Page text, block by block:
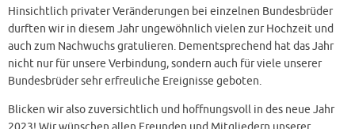
Hinsichtlich privater Veränderungen bei einzelnen Bundesbrüder
durften wir in diesem Jahr ungewöhnlich vielen zur Hochzeit und
auch zum Nachwuchs gratulieren. Dementsprechend hat das Jahr
nicht nur für unsere Verbindung, sondern auch für viele unserer
Bundesbrüder sehr erfreuliche Ereignisse geboten.
Blicken wir also zuversichtlich und hoffnungsvoll in des neue Jahr